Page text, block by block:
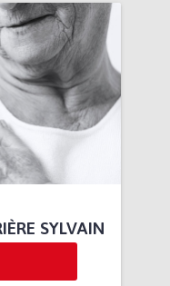
SYLVAIN